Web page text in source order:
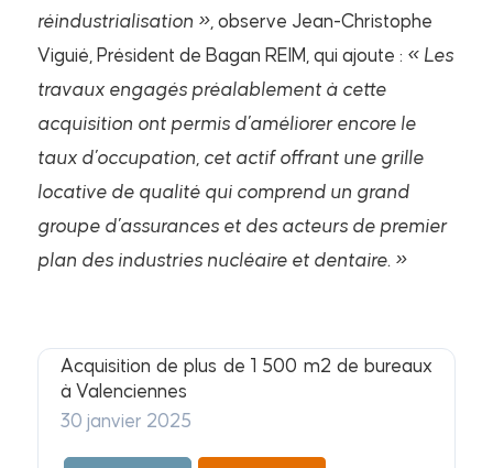
réindustrialisation », observe Jean-Christophe
Viguié, Président de Bagan REIM, qui ajoute : « Les
travaux engagés préalablement à cette
acquisition ont permis d’améliorer encore le
taux d’occupation, cet actif offrant une grille
locative de qualité qui comprend un grand
groupe d’assurances et des acteurs de premier
plan des industries nucléaire et dentaire. »
Acquisition de plus de 1 500 m2 de bureaux
à Valenciennes
30 janvier 2025